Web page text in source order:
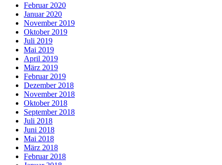
Februar 2020
Januar 2020
November 2019
Oktober 2019
Juli 2019
Mai 2019
April 2019
März 2019
Februar 2019
Dezember 2018
November 2018
Oktober 2018
September 2018
Juli 2018
Juni 2018
Mai 2018
März 2018
Februar 2018